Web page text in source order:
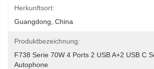
Herkunftsort:
Guangdong, China
Produktbezeichnung:
F738 Serie 70W 4 Ports 2 USB A+2 USB C
Autophone